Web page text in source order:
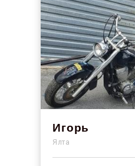
Игорь
Ялта